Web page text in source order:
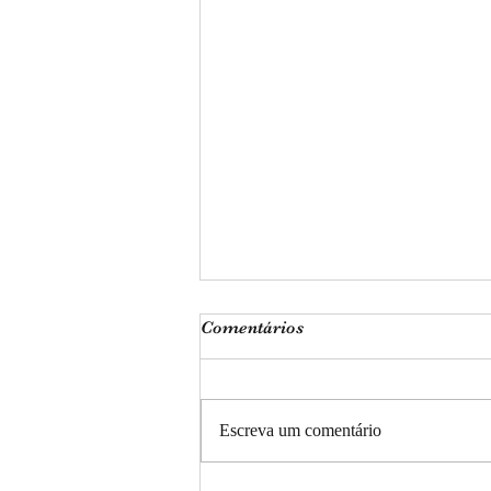
Salmos 23
Comentários
Escreva um comentário